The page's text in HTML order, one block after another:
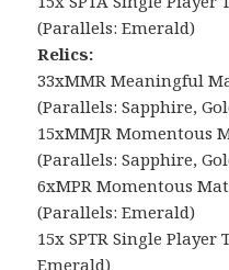
(Parallels: Emerald)
Relics:
33xMMR Meaningful
(Parallels: Sapphire,
15xMMJR Momentous
(Parallels: Sapphire,
6xMPR Momentous
(Parallels: Emerald)
15x SPTR Single
Emerald)